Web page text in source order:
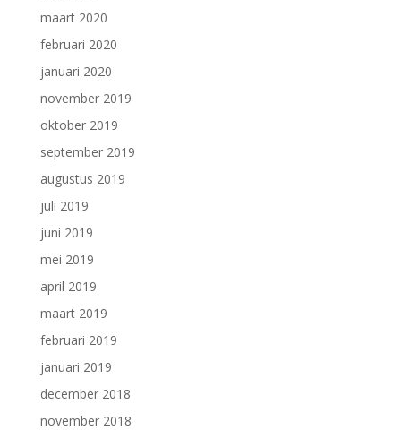
maart 2020
februari 2020
januari 2020
november 2019
oktober 2019
september 2019
augustus 2019
juli 2019
juni 2019
mei 2019
april 2019
maart 2019
februari 2019
januari 2019
december 2018
november 2018